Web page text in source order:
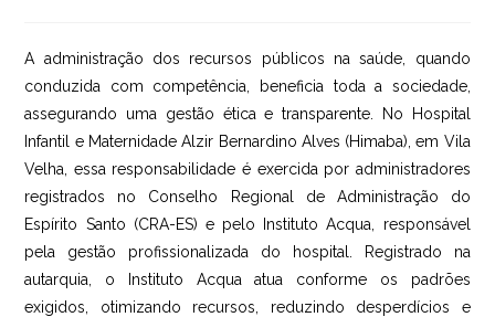
A administração dos recursos públicos na saúde, quando
conduzida com competência, beneficia toda a sociedade,
assegurando uma gestão ética e transparente. No Hospital
Infantil e Maternidade Alzir Bernardino Alves (Himaba), em Vila
Velha, essa responsabilidade é exercida por administradores
registrados no Conselho Regional de Administração do
Espírito Santo (CRA-ES) e pelo Instituto Acqua, responsável
pela gestão profissionalizada do hospital. Registrado na
autarquia, o Instituto Acqua atua conforme os padrões
exigidos, otimizando recursos, reduzindo desperdícios e